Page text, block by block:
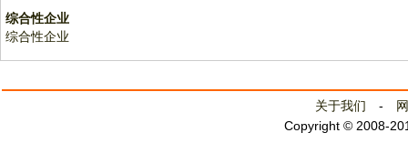
综合性企业
综合性企业
关于我们 -
Copyright © 2008-